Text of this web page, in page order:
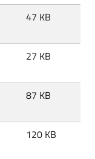
47 KB
27 KB
87 KB
120 KB